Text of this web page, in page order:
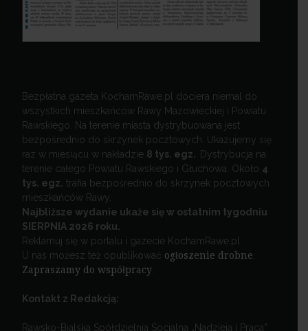
Bezpłatna gazeta KochamRawe.pl dociera niemal do
wszystkich mieszkańców Rawy Mazowieckiej i Powiatu
Rawskiego. Na terenie miasta dystrybuowana jest
bezpośrednio do skrzynek pocztowych. Ukazujemy się
raz w miesiącu w nakładzie 8 tys. egz.
Dystrybucja na
terenie całego Powiatu Rawskiego i Głuchowa. Około 4
tys. egz. trafia bezpośrednio do skrzynek pocztowych
mieszkańców Rawy.
Najbliższe wydanie ukaże się w ostatnim tygodniu
SIERPNIA 2026 roku.
Reklamuj się w portalu i gazecie KochamRawe.pl
U nas możesz też opublikować ogłoszenie drobne
Zapraszamy do współpracy.
Kontakt z Redakcją:
Rawsko-Bialska Spółdzielnia Socjalna „Nadzieja i Praca”